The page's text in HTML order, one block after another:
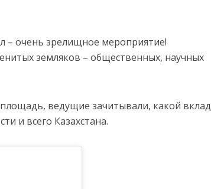
– очень зрелищное мероприятие!
земляков – общественных, научных
ведущие зачитывали, какой вклад
и всего Казахстана.